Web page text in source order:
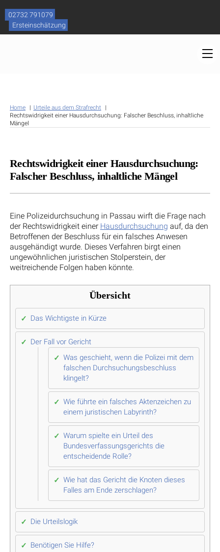
content
02732 791079
Ersteinschätzung
Home
Urteile aus dem Strafrecht
Rechtswidrigkeit einer Hausdurchsuchung: Falscher Beschluss, inhaltliche
Mängel
Rechtswidrigkeit einer Hausdurchsuchung:
Falscher Beschluss, inhaltliche Mängel
Eine Polizeidurchsuchung in Passau wirft die Frage nach
der Rechtswidrigkeit einer Hausdurchsuchung auf, da den
Betroffenen der Beschluss für ein falsches Anwesen
ausgehändigt wurde. Dieses Verfahren birgt einen
ungewöhnlichen juristischen Stolperstein, der
weitreichende Folgen haben könnte.
Übersicht
Das Wichtigste in Kürze
Der Fall vor Gericht
Was geschieht, wenn die Polizei mit dem
falschen Durchsuchungsbeschluss
klingelt?
Wie führte ein falsches Aktenzeichen zu
einem juristischen Labyrinth?
Warum spielte ein Urteil des
Bundesverfassungsgerichts die
entscheidende Rolle?
Wie hat das Gericht die Knoten dieses
Falles am Ende zerschlagen?
Die Urteilslogik
Benötigen Sie Hilfe?